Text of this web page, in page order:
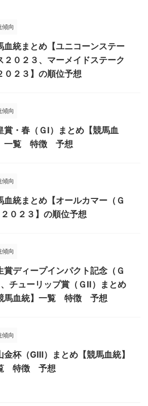
傾向
血統まとめ【ユニコーンステー
２０２３、マーメイドステーク
０２３】の順位予想
傾向
賞・春（ＧⅠ）まとめ【競馬血
一覧 特徴 予想
傾向
血統まとめ【オールカマー（Ｇ
０２３】の順位予想
傾向
賞ディープインパクト記念（Ｇ
チューリップ賞（ＧⅡ）まとめ
馬血統】一覧 特徴 予想
傾向
金杯（GⅢ）まとめ【競馬血統】
特徴 予想